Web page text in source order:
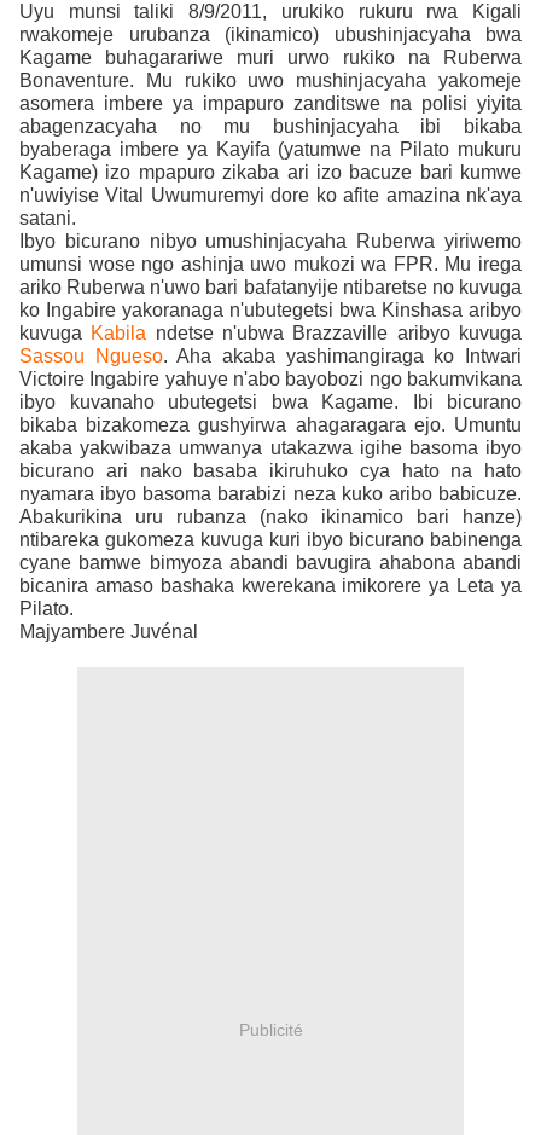
Uyu munsi taliki 8/9/2011, urukiko rukuru rwa Kigali
rwakomeje urubanza (ikinamico) ubushinjacyaha bwa
Kagame buhagarariwe muri urwo rukiko na Ruberwa
Bonaventure. Mu rukiko uwo mushinjacyaha yakomeje
asomera imbere ya impapuro zanditswe na polisi yiyita
abagenzacyaha no mu bushinjacyaha ibi bikaba
byaberaga imbere ya Kayifa (yatumwe na Pilato mukuru
Kagame) izo mpapuro zikaba ari izo bacuze bari kumwe
n'uwiyise Vital Uwumuremyi dore ko afite amazina nk'aya
satani.
Ibyo bicurano nibyo umushinjacyaha Ruberwa yiriwemo
umunsi wose ngo ashinja uwo mukozi wa FPR. Mu irega
ariko Ruberwa n'uwo bari bafatanyije ntibaretse no kuvuga
ko Ingabire yakoranaga n'ubutegetsi bwa Kinshasa aribyo
kuvuga Kabila ndetse n'ubwa Brazzaville aribyo kuvuga
Sassou Ngueso. Aha akaba yashimangiraga ko Intwari
Victoire Ingabire yahuye n'abo bayobozi ngo bakumvikana
ibyo kuvanaho ubutegetsi bwa Kagame. Ibi bicurano
bikaba bizakomeza gushyirwa ahagaragara ejo. Umuntu
akaba yakwibaza umwanya utakazwa igihe basoma ibyo
bicurano ari nako basaba ikiruhuko cya hato na hato
nyamara ibyo basoma barabizi neza kuko aribo babicuze.
Abakurikina uru rubanza (nako ikinamico bari hanze)
ntibareka gukomeza kuvuga kuri ibyo bicurano babinenga
cyane bamwe bimyoza abandi bavugira ahabona abandi
bicanira amaso bashaka kwerekana imikorere ya Leta ya
Pilato.
Majyambere Juvénal
Publicité